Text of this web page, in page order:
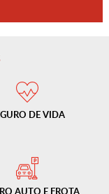
DE VIDA
AUTO EFROTA